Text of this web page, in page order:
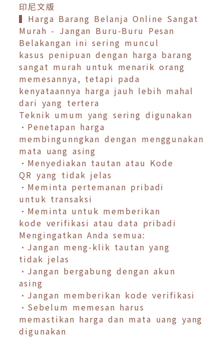
印尼文版
▍Harga Barang Belanja Online Sangat
Murah - Jangan Buru-Buru Pesan
Belakangan ini sering muncul
kasus penipuan dengan harga barang
sangat murah untuk menarik orang
memesannya, tetapi pada
kenyataannya harga jauh lebih mahal
dari yang tertera
Teknik umum yang sering digunakan
•Penetapan harga
membingunngkan dengan menggunakan
mata uang asing
•Menyediakan tautan atau Kode
QR yang tidak jelas
•Meminta pertemanan pribadi
untuk transaksi
•Meminta untuk memberikan
kode verifikasi atau data pribadi
Mengingatkan Anda semua:
•Jangan meng-klik tautan yang
tidak jelas
•Jangan bergabung dengan akun
asing
•Jangan memberikan kode verifikasi
•Sebelum memesan harus
memastikan harga dan mata uang yang
digunakan